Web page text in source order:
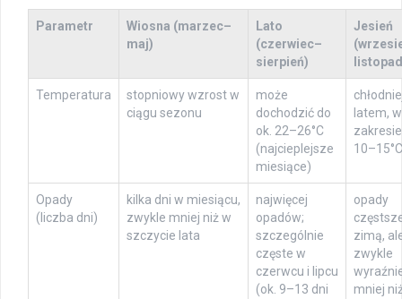
Parametr
Wiosna (marzec–
maj)
Lato
(czerwiec–
sierpień)
Jesień
Temperatura
stopniowy wzrost w
ciągu sezonu
może
dochodzić do
ok. 22–26°C
(najcieplejsze
miesiące)
latem, w
10–15°C
Opady
(liczba dni)
kilka dni w miesiącu,
zwykle mniej niż w
szczycie lata
najwięcej
opadów;
szczególnie
częste w
czerwcu i lipcu
(ok. 9–13 dni
opady
zimą,
zwykle
mniej